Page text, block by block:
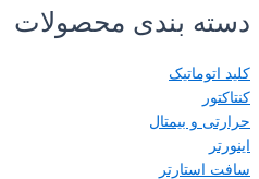
بندی محصولات
و بیمتال